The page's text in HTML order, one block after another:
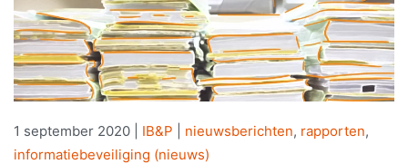
1 september 2020 IB&P nieuwsberichten, rapporten,
informatiebeveiliging (nieuws)